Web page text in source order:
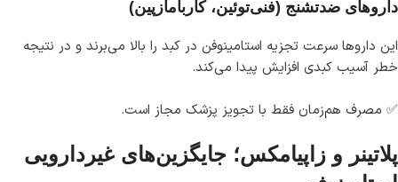
داروهای ضدتشنج (فنی‌توئین، کاربامازپین)
این داروها سرعت تجزیه استامینوفن در کبد را بالا می‌برند و در نتیجه
خطر آسیب کبدی افزایش پیدا می‌کند.
✅ مصرف هم‌زمان فقط با تجویز پزشک مجاز است.
پلاتینر و زاپیامکس؛ جایگزین‌های غیردارویی